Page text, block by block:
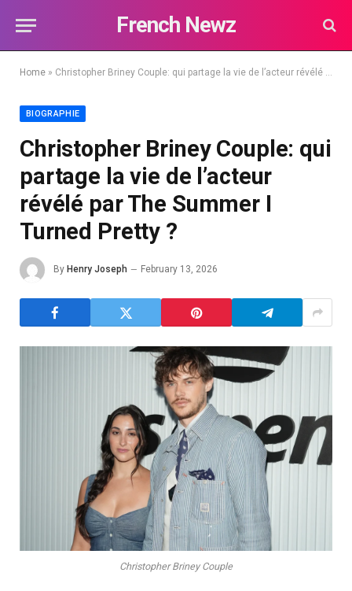
French Newz
Home » Christopher Briney Couple: qui partage la vie de l’acteur révélé par The Summer I Turned Pretty ?
BIOGRAPHIE
Christopher Briney Couple: qui
partage la vie de l’acteur
révélé par The Summer I
Turned Pretty ?
By Henry Joseph February 13, 2026
Christopher Briney Couple